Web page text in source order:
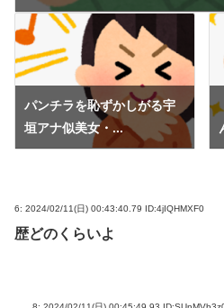
パンチラを恥ずかしがる宇
垣アナ似美女・...
6: 2024/02/11(日) 00:43:40.79 ID:4jIQHMXF0
歴どのくらいよ